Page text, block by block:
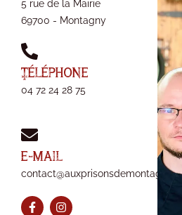
5 rue de la Mairie
69700 - Montagny
téléphone
04 72 24 28 75
e-mail
contact@auxprisonsdemontagny.fr